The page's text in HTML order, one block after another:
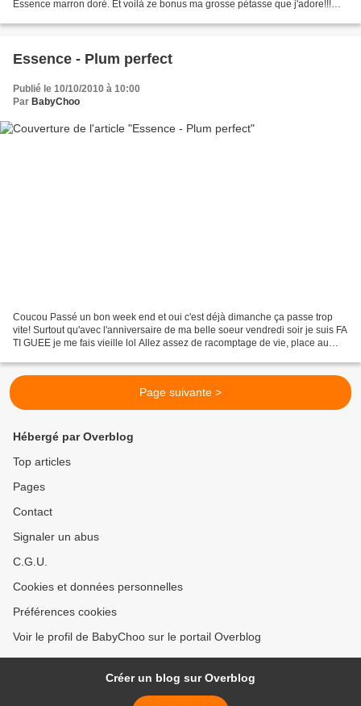
Essence marron doré. Et voilà ze bonus ma grosse pétasse que j'adore!!!
Essence - Plum perfect
Publié le 10/10/2010 à 10:00
Par BabyChoo
Coucou Passé un bon week end et oui c'est déjà dimanche ça passe trop
vite! Surtout qu'avec l'anniversaire de ma belle soeur vendredi soir je suis FA
TI GUEE je me fais vieille lol Allez assez de racomptage de vie, place au
Page suivante >
Hébergé par Overblog
Top articles
Pages
Contact
Signaler un abus
C.G.U.
Cookies et données personnelles
Préférences cookies
Voir le profil de BabyChoo sur le portail Overblog
Créer un blog sur Overblog